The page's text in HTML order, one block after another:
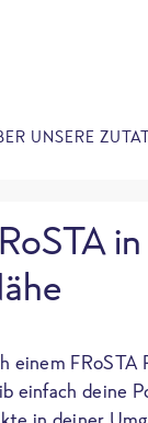
UNSERE
einem
einfach deine